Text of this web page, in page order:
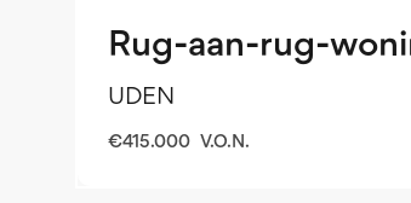
Rug-aan-rug-
UDEN
€415.000 V.O.N.